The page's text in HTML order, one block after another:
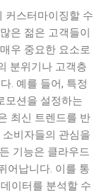
커스터마이징할 수
은 젊은 고객들이
우 중요한 요소로
분위기나 고객층
. 예를 들어, 특정
모션을 설정하는
최신 트렌드를 반
비자들의 관심을
기능은 클라우드
어납니다. 이를 통
이터를 분석할 수